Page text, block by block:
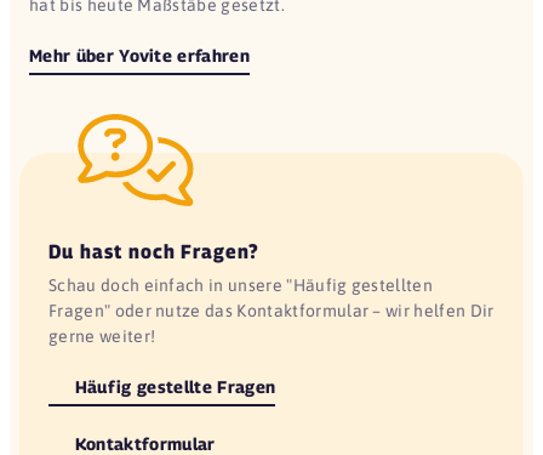
hat bis heute Maßstäbe gesetzt.
Mehr über Yovite erfahren
Du hast noch Fragen?
Schau doch einfach in unsere "Häufig gestellten
Fragen" oder nutze das Kontaktformular – wir helfen Dir
gerne weiter!
Häufig gestellte Fragen
Kontaktformular